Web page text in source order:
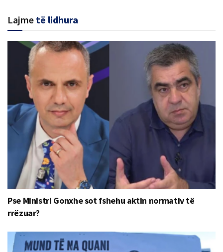
Lajme të lidhura
Pse Ministri Gonxhe sot fshehu aktin normativ të
rrëzuar?